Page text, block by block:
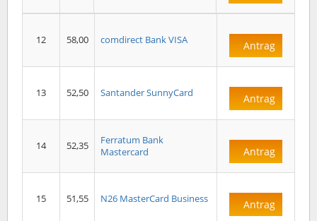
12 58,00 comdirect Bank VISA Antrag
13 52,50 Santander SunnyCard Antrag
14 52,35
Ferratum Bank
Mastercard
Antrag
15 51,55 N26 MasterCard Business Antrag